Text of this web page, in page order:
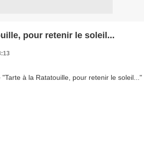
pour retenir le soleil...